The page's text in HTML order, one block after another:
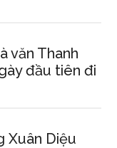
văn Thanh
đầu tiên đi
Xuân Diệu